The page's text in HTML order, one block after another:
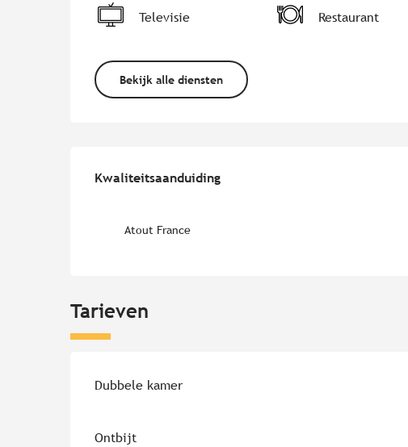
Televisie Restaurant
Bekijk alle diensten
Kwaliteitsaanduiding
Kwaliteitsaanduiding
Atout France
Tarieven
Tarieven 2026
Dubbele kamer
Ontbijt